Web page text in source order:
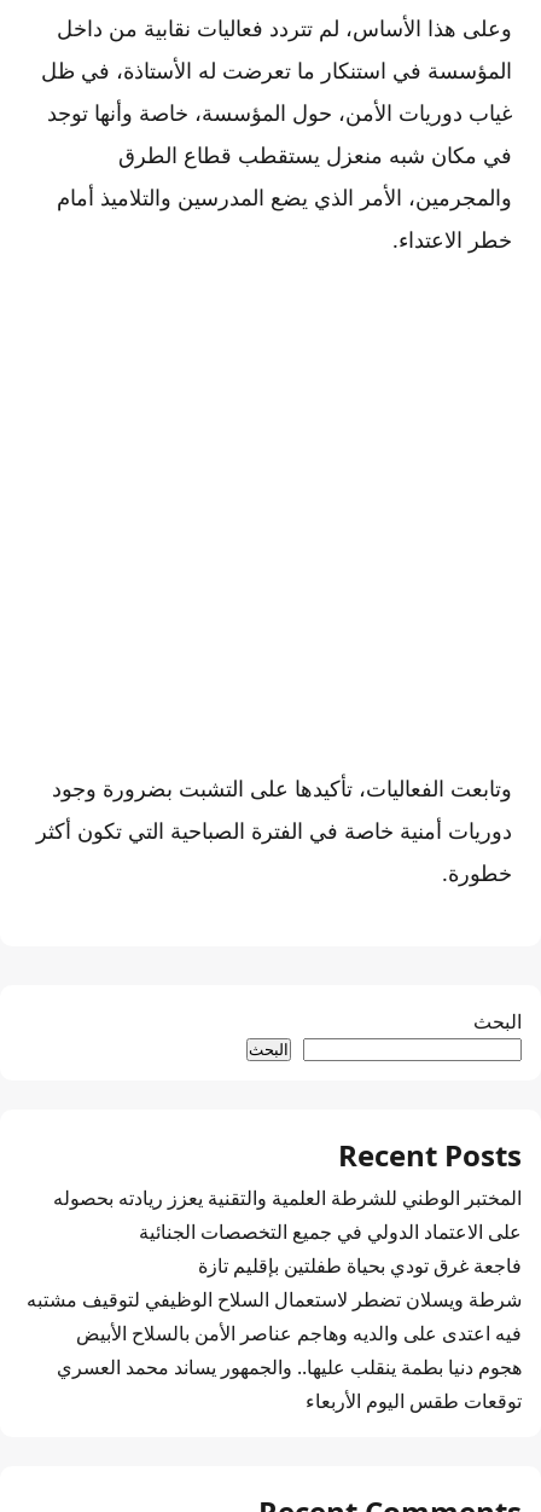
وعلى هذا الأساس، لم تتردد فعاليات نقابية من داخل
المؤسسة في استنكار ما تعرضت له الأستاذة، في ظل
غياب دوريات الأمن، حول المؤسسة، خاصة وأنها توجد
في مكان شبه منعزل يستقطب قطاع الطرق
والمجرمين، الأمر الذي يضع المدرسين والتلاميذ أمام
خطر الاعتداء.
وتابعت الفعاليات، تأكيدها على التشبت بضرورة وجود
دوريات أمنية خاصة في الفترة الصباحية التي تكون أكثر
خطورة.
البحث
البحث
Recent Posts
المختبر الوطني للشرطة العلمية والتقنية يعزز ريادته بحصوله
على الاعتماد الدولي في جميع التخصصات الجنائية
فاجعة غرق تودي بحياة طفلتين بإقليم تازة
شرطة ويسلان تضطر لاستعمال السلاح الوظيفي لتوقيف مشتبه
فيه اعتدى على والديه وهاجم عناصر الأمن بالسلاح الأبيض
هجوم دنيا بطمة ينقلب عليها.. والجمهور يساند محمد العسري
توقعات طقس اليوم الأربعاء